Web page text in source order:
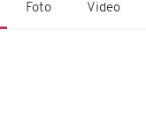
Foto Video